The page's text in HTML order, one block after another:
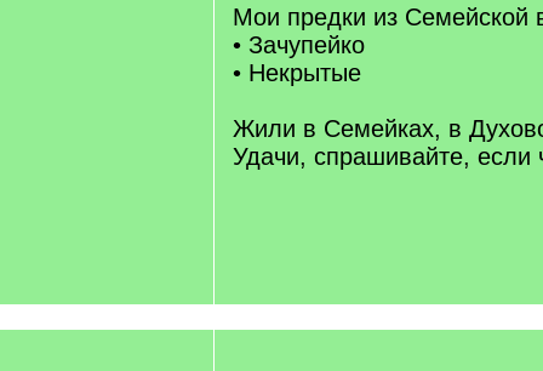
Мои предки из Семейской
• Зачупейко
• Некрытые
Жили в Семейках, в
Удачи, спрашивайте, если